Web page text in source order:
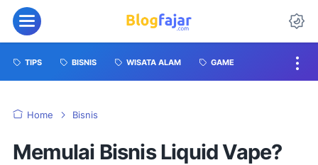
TIPS BISNIS WISATA ALAM GAME
Home Bisnis
Memulai Bisnis Liquid Vape?